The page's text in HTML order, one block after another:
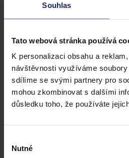
Souhlas
Tato webová stránka používá
K personalizaci obsahu a
návštěvnosti využíváme
sdílíme se svými partnery pro
mohou zkombinovat s dalšími
důsledku toho, že používáte
souhlasu
Nutné
mohly být
Praha 1. srpna (ČTK) - Úkladná
úmyslným usmrcením by se mohly
také například o některé činy
teroristickým útokem a terorem, za
ČTK • 3. srpna 2026, 10:04